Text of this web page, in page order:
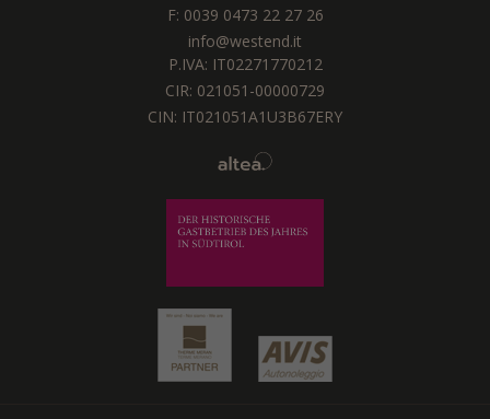
F: 0039 0473 22 27 26
info@westend.it
P.IVA: IT02271770212
CIR: 021051-00000729
CIN: IT021051A1U3B67ERY